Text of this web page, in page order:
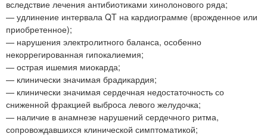
вследствие лечения антибиотиками хинолонового ряда;
— удлинение интервала QT на кардиограмме (врожденное или
приобретенное);
— нарушения электролитного баланса, особенно
некоррегированная гипокалиемия;
— острая ишемия миокарда;
— клинически значимая брадикардия;
— клинически значимая сердечная недостаточность со
сниженной фракцией выброса левого желудочка;
— наличие в анамнезе нарушений сердечного ритма,
сопровождавшихся клинической симптоматикой;